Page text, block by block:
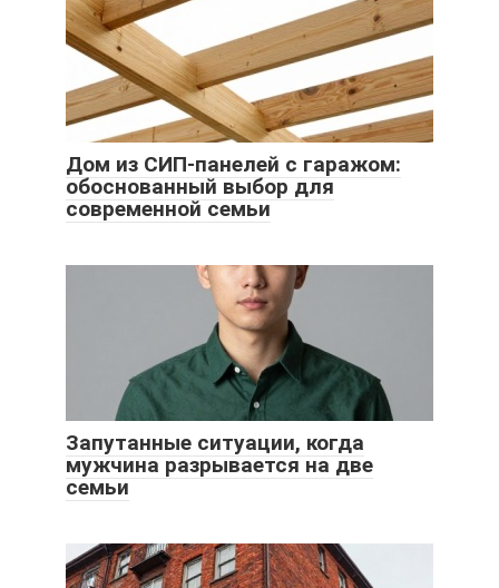
Дом из СИП-панелей с гаражом:
обоснованный выбор для
современной семьи
Запутанные ситуации, когда
мужчина разрывается на две
семьи